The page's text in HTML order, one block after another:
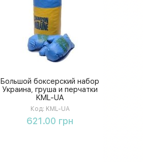
Большой боксерский набор
Украина, груша и перчатки
KML-UA
Код: KML-UA
621.00 грн
Купить